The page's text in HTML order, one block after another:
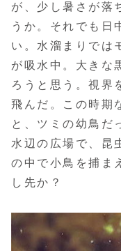
が、少し暑さが落
うか。それでも日
い。水溜まりでは
が吸水中。大きな
ろうと思う。視界
飛んだ。この時期
と、ツミの幼鳥だ
水辺の広場で、昆
の中で小鳥を捕ま
し先か？